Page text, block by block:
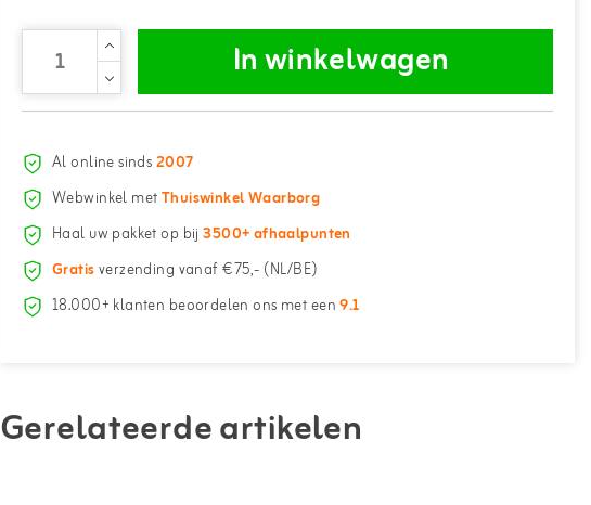
In winkelwagen
Al online sinds2007
Webwinkel metThuiswinkel Waarborg
Haal uw pakket op bij3500+ afhaalpunten
Gratisverzending vanaf €75,- (NL/BE)
18.000+ klanten beoordelen ons met een9.1
Gerelateerde artikelen